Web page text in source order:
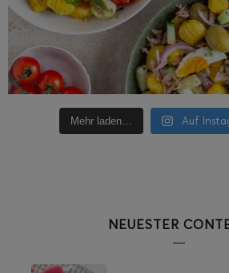
Mehr laden… Auf
NEUESTER